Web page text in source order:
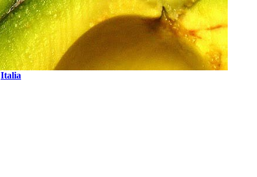
Italia